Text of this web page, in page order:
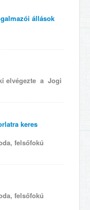
állások
elvégezte a Jogi
keres
felsőfokú
felsőfokú